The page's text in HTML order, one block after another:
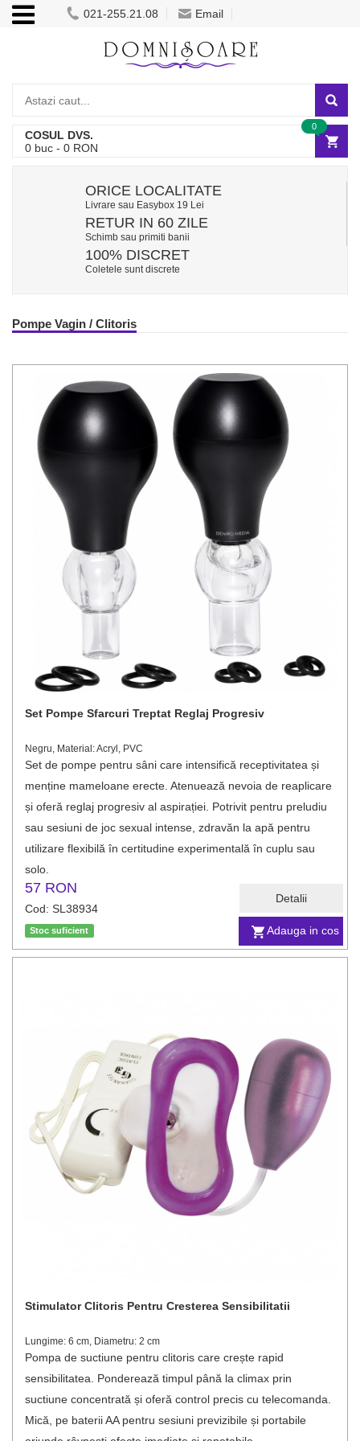
021-255.21.08 Email
COSUL DVS.
0 buc - 0 RON
0
ORICE LOCALITATE
Livrare sau Easybox 19 Lei
RETUR IN 60 ZILE
Schimb sau primiti banii
100% DISCRET
Coletele sunt discrete
Pompe Vagin / Clitoris
Adauga in cos
Detalii
Set Pompe Sfarcuri Treptat Reglaj Progresiv
Negru, Material: Acryl, PVC
Set de pompe pentru sâni care intensifică receptivitatea și
menține mameloane erecte. Atenuează nevoia de reaplicare
și oferă reglaj progresiv al aspirației. Potrivit pentru preludiu
sau sesiuni de joc sexual intense, zdravăn la apă pentru
utilizare flexibilă în certitudine experimentală în cuplu sau
solo.
57 RON
Cod: SL38934
Stoc suficient
Stimulator Clitoris Pentru Cresterea Sensibilitatii
Lungime: 6 cm, Diametru: 2 cm
Pompa de suctiune pentru clitoris care crește rapid
sensibilitatea. Ponderează timpul până la climax prin
suctiune concentrată și oferă control precis cu telecomanda.
Mică, pe baterii AA pentru sesiuni previzibile și portabile